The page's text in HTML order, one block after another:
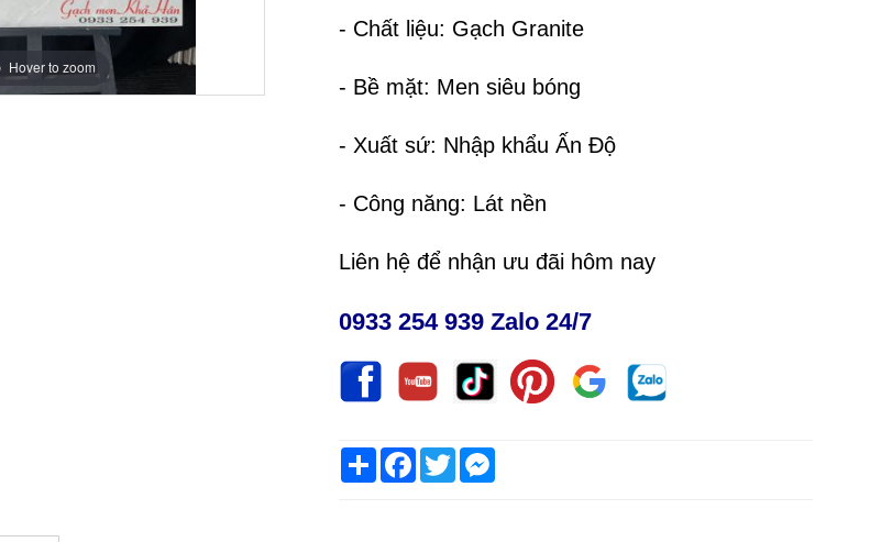
Hover to zoom
- Chất liệu: Gạch Granite
- Bề mặt: Men siêu bóng
- Xuất sứ: Nhập khẩu Ấn Độ
- Công năng: Lát nền
Liên hệ để nhận ưu đãi hôm nay
0933 254 939 Zalo 24/7
ShareFacebook
TwitterMessenger